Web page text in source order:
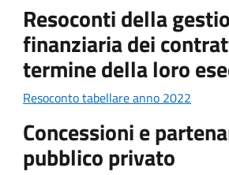
Resoconti della
finanziaria dei
termine della loro
Resoconto tabellare anno 2022
Concessioni e
pubblico privato